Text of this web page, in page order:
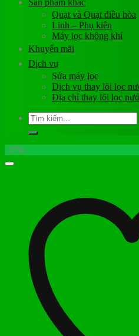
Sản phẩm khác
Quạt và Quạt điều hòa
Linh – Phụ kiện
Máy lọc không khí
Khuyến mãi
Dịch vụ
Sửa máy lọc
Dịch vụ thay lõi lọc
Địa chỉ thay lõi lọc
Tìm
kiếm:
-37%